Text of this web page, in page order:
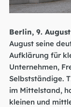
Berlin, 9.
August seine
Aufklärung für
Unternehmen,
Selbstständige.
im Mittelstand,
kleinen und